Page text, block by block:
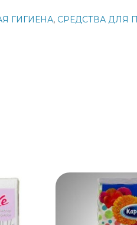
ГИГИЕНА, СРЕДСТВА ДЛЯ